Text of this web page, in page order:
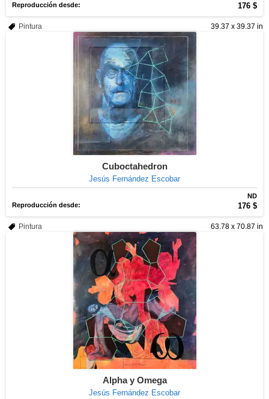
Reproducción desde:
176 $
39.37 x 39.37 in
Pintura
Cuboctahedron
Jesús Fernández Escobar
ND
Reproducción desde:
176 $
63.78 x 70.87 in
Pintura
Alpha y Omega
Jesús Fernández Escobar